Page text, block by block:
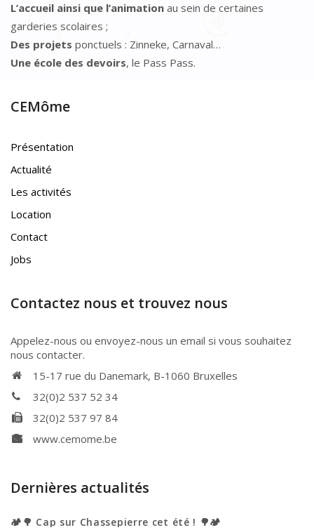
L’accueil ainsi que l’animation au sein de certaines
garderies scolaires ;
Des projets ponctuels : Zinneke, Carnaval…
Une école des devoirs, le Pass Pass.
CEMôme
Présentation
Actualité
Les activités
Location
Contact
Jobs
Contactez nous et trouvez nous
Appelez-nous ou envoyez-nous un email si vous souhaitez
nous contacter.
15-17 rue du Danemark, B-1060 Bruxelles
32(0)2 537 52 34
32(0)2 537 97 84
www.cemome.be
Dernières actualités
🏕️🌳 Cap sur Chassepierre cet été ! 🌳🏕️